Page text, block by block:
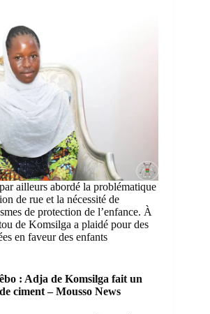
ailleurs abordé la problématique
de rue et la nécessité de
de protection de l’enfance. À
de Komsilga a plaidé pour des
en faveur des enfants
: Adja de Komsilga fait un
ciment – Mousso News